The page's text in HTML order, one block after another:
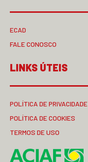
ECAD
FALE CONOSCO
LINKS ÚTEIS
POLÍTICA DE PRIVACIDADE
POLÍTICA DE COOKIES
TERMOS DE USO